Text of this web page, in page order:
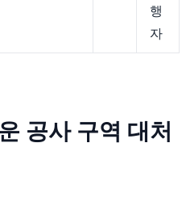
행
자
공사 구역 대처